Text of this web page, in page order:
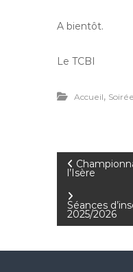
A bientôt.
Le TCBI
Accueil,
N
a
v
l’Isère
Séances
2025/2026